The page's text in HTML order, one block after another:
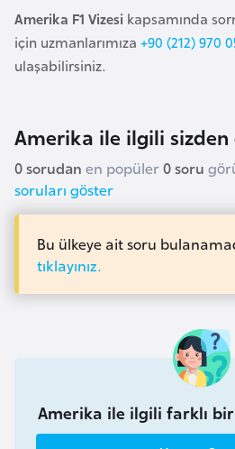
Amerika F1 Vizesi kapsamında
için uzmanlarımıza +90 (212) 970
ulaşabilirsiniz.
Amerika ile ilgili
0 sorudan en popüler0 soru
soruları göster
Bu ülkeye ait soru
tıklayınız.
Amerika ile ilgili farklı
n
a
F
a
h